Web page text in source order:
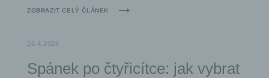
ZOBRAZIT CELÝ ČLÁNEK
Spánek po čtyřicítce: jak vybrat
16.4.2026